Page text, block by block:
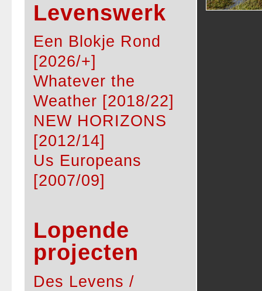
Levenswerk
Een Blokje Rond
[2026/+]
Whatever the
Weather [2018/22]
NEW HORIZONS
[2012/14]
Us Europeans
[2007/09]
Lopende
projecten
Des Levens /